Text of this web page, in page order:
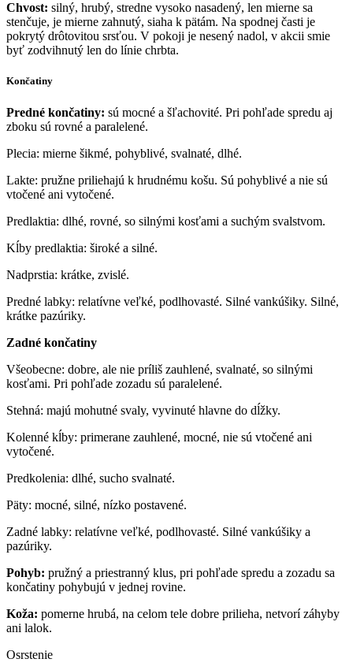
Chvost: silný, hrubý, stredne vysoko nasadený, len mierne sa
stenčuje, je mierne zahnutý, siaha k pätám. Na spodnej časti je
pokrytý drôtovitou srsťou. V pokoji je nesený nadol, v akcii smie
byť zodvihnutý len do línie chrbta.
Končatiny
Predné končatiny: sú mocné a šľachovité. Pri pohľade spredu aj
zboku sú rovné a paralelené.
Plecia: mierne šikmé, pohyblivé, svalnaté, dlhé.
Lakte: pružne priliehajú k hrudnému košu. Sú pohyblivé a nie sú
vtočené ani vytočené.
Predlaktia: dlhé, rovné, so silnými kosťami a suchým svalstvom.
Kĺby predlaktia: široké a silné.
Nadprstia: krátke, zvislé.
Predné labky: relatívne veľké, podlhovasté. Silné vankúšiky. Silné,
krátke pazúriky.
Zadné končatiny
Všeobecne: dobre, ale nie príliš zauhlené, svalnaté, so silnými
kosťami. Pri pohľade zozadu sú paralelené.
Stehná: majú mohutné svaly, vyvinuté hlavne do dĺžky.
Kolenné kĺby: primerane zauhlené, mocné, nie sú vtočené ani
vytočené.
Predkolenia: dlhé, sucho svalnaté.
Päty: mocné, silné, nízko postavené.
Zadné labky: relatívne veľké, podlhovasté. Silné vankúšiky a
pazúriky.
Pohyb: pružný a priestranný klus, pri pohľade spredu a zozadu sa
končatiny pohybujú v jednej rovine.
Koža: pomerne hrubá, na celom tele dobre prilieha, netvorí záhyby
ani lalok.
Osrstenie